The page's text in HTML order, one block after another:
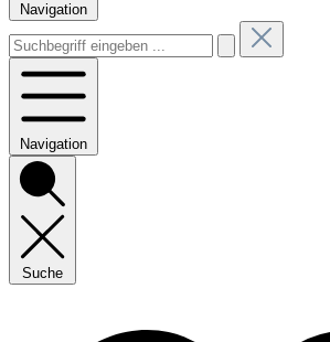
Navigation
Navigation
Suche